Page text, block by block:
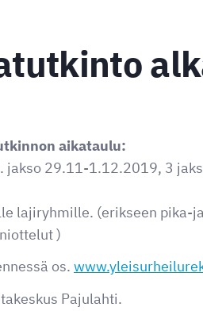
aikataulu:
jakso 29.11-1.12.2019, 3
lajiryhmille. (erikseen pika-
)
os.
Pajulahti.